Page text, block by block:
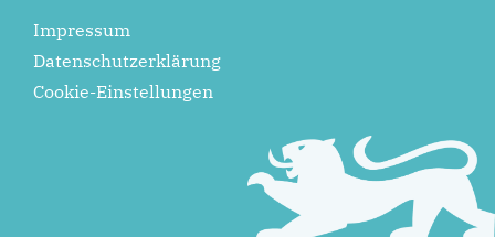
Impressum
Datenschutzerklärung
Cookie-Einstellungen